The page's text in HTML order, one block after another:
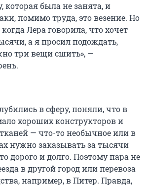
которая была не занята, и
помимо труда, это везение. Но
Лера говорила, что хочет
а я просил подождать,
три вещи сшить», —
в сферу, поняли, что в
хороших конструкторов и
— что-то необычное или в
нужно заказывать за тысячи
дорого и долго. Поэтому пара не
в другой город или перевоза
например, в Питер. Правда,